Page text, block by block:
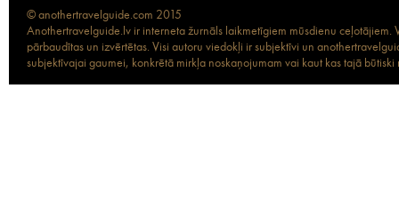
© anothertravelguide.com 2015
Anothertravelguide.lv ir interneta žurnāls laikmetīgiem mūsdienu
pārbaudītas un izvērtētas. Visi autoru viedokļi ir subjektīvi un
subjektīvajai gaumei, konkrētā mirkļa noskaņojumam vai kaut kas tajā